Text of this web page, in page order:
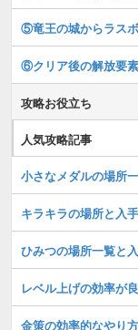
⑤竜王の城からラス
⑥クリア後の解放要
攻略お役立ち
人気攻略記事
小さなメダルの場所
キラキラの場所と入
ひみつの場所一覧と
レベル上げの効率が
金策の効率的なやり方